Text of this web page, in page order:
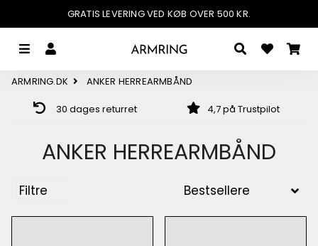
GRATIS LEVERING VED KØB OVER 500 KR.
MENU SØG
ARMRING.DK ANKER HERREARMBÅND
30 dages returret 4,7 på Trustpilot
ANKER HERREARMBÅND
Filtre